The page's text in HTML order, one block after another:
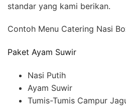
standar yang kami berikan.
Contoh Menu Catering Nasi
Paket Ayam Suwir
Nasi Putih
Ayam Suwir
Tumis-Tumis Campur